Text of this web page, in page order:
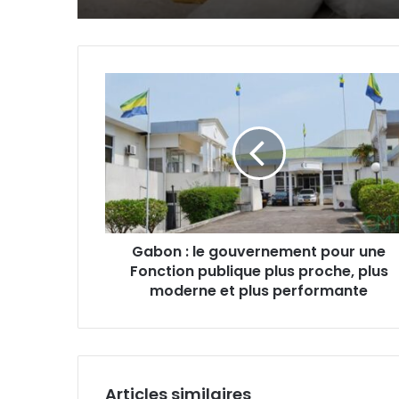
le
gouvernement
pour
Fonction
publique
plus
proche,
plus
Gabon : le gouvernement pour une
Fonction publique plus proche, plus
moderne et plus performante
Articles similaires